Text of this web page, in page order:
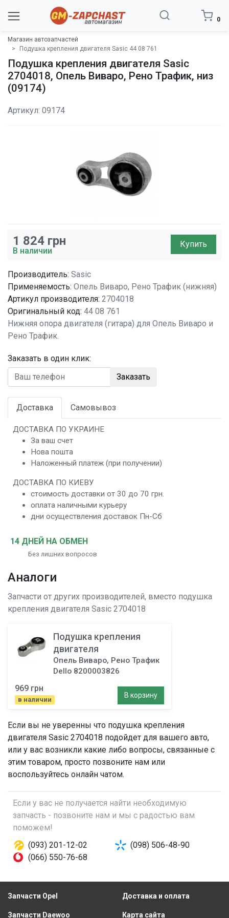
0
Магазин автозапчастей
Подушка крепления двигателя Sasic 44 08 761
Подушка крепления двигателя Sasic
2704018, Опель Виваро, Рено Трафик, низ
(09174)
Артикул: 09174
1 824 грн
В наличии
Купить
Производитель: Sasic
Применяемость: Опель Виваро, Рено Трафик (нижняя)
Артикул производителя: 2704018
Оригинальный код: 44 08 761
Нижняя опора двигателя (гитара) для Опель Виваро и
Рено Трафик.
Заказать в один клик:
Заказать
Доставка Самовывоз
ДОСТАВКА ПО УКРАИНЕ
За ваш счет
Нова пошта
Наложенный платеж (при получении)
ДОСТАВКА ПО КИЕВУ
стоимость доставки от 30 до 70 грн.
оплата наличными курьеру
дни осуществления доставок Пн-Сб
14 ДНЕЙ НА ОБМЕН
Без лишних вопросов
Аналоги
Запчасти от других производителей, вместо подушка
крепления двигателя Sasic 2704018
Подушка крепления
двигателя
Опель Виваро, Рено Трафик
Dello 8200003826
969 грн
в наличии
В корзину
Если вы не уверенны что подушка крепления
двигателя Sasic 2704018 подойдет для вашего авто,
или у вас возникли какие либо вопросы, связанные с
этим товаром, просто позвоните нам или
воспользуйтесь онлайн чатом.
Если у вас не получается найти необходимую
запчасть - позвоните нам и мы с радостью вам
поможем!
(093) 201-12-02
(098) 506-48-90
(066) 550-76-68
Запчасти Opel
Запчасти Daewoo
Доставка и оплата
Карта сайта